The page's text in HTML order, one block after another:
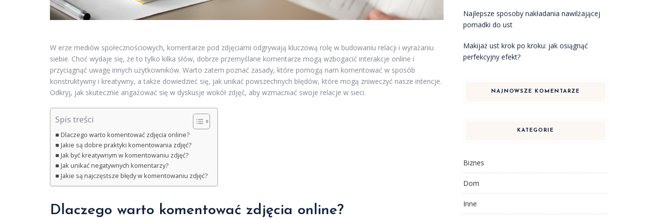
W erze mediów społecznościowych, komentarze pod zdjęciami odgrywają kluczową rolę w budowaniu relacji i wyrażaniu
siebie. Choć wydaje się, że to tylko kilka słów, dobrze przemyślane komentarze mogą wzbogacić interakcje online i
przyciągnąć uwagę innych użytkowników. Warto zatem poznać zasady, które pomogą nam komentować w sposób
konstruktywny i kreatywny, a także dowiedzieć się, jak unikać powszechnych błędów, które mogą zniweczyć nasze intencje.
Odkryj, jak skutecznie angażować się w dyskusje wokół zdjęć, aby wzmacniać swoje relacje w sieci.
Spis treści
Dlaczego warto komentować zdjęcia online?
Jakie są dobre praktyki komentowania zdjęć?
Jak być kreatywnym w komentowaniu zdjęć?
Jak unikać negatywnych komentarzy?
Jakie są najczęstsze błędy w komentowaniu zdjęć?
Dlaczego warto komentować zdjęcia online?
Najlepsze sposoby nakładania nawilżającej
pomadki do ust
Makijaż ust krok po kroku: jak osiągnąć
perfekcyjny efekt?
NAJNOWSZE KOMENTARZE
KATEGORIE
Biznes
Dom
Inne